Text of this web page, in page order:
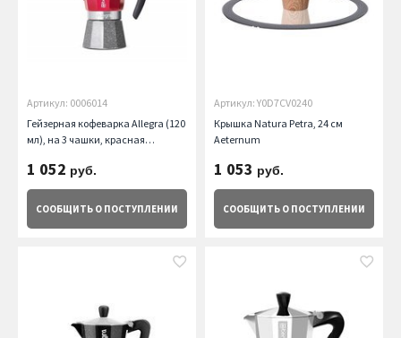
Артикул: 0006014
Гейзерная кофеварка Allegra (120
мл), на 3 чашки, красная
1 052 руб.
СООБЩИТЬ О ПОСТУПЛЕНИИ
Артикул: Y0D7CV0240
Крышка Natura Petra, 24 см
Aeternum
1 053 руб.
СООБЩИТЬ О ПОСТУПЛЕНИИ